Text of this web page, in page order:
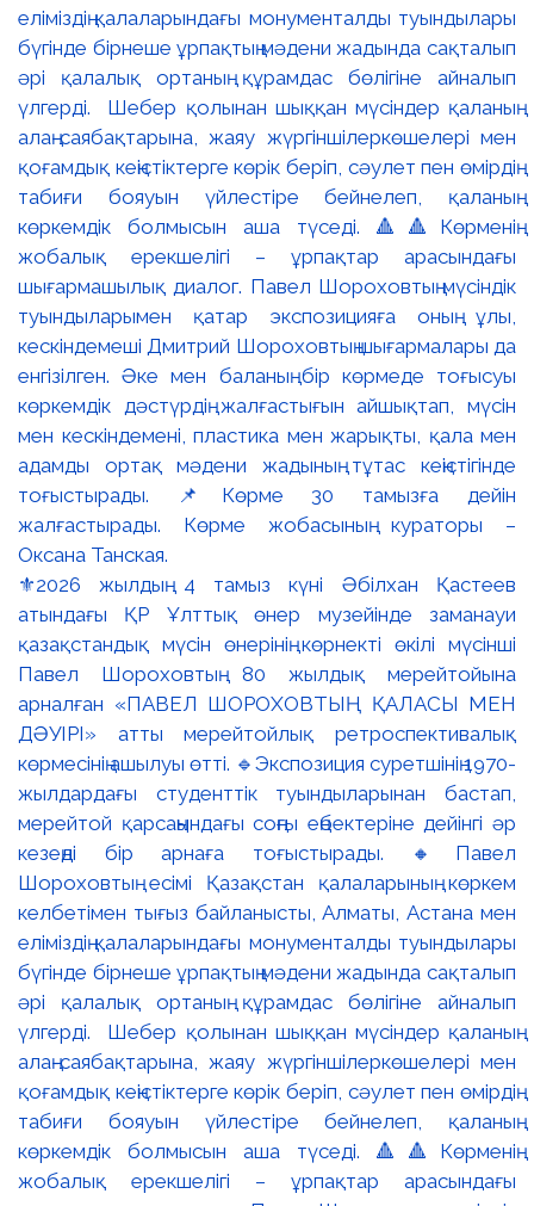
⚜️2026 жылдың 4 тамыз күні Әбілхан Қастеев
атындағы ҚР Ұлттық өнер музейінде заманауи
қазақстандық мүсін өнерінің көрнекті өкілі мүсінші
Павел Шороховтың 80 жылдық мерейтойына
арналған «ПАВЕЛ ШОРОХОВТЫҢ ҚАЛАСЫ МЕН
ДӘУІРІ» атты мерейтойлық ретроспективалық
көрмесінің ашылуы өтті. 🔹Экспозиция суретшінің 1970-
жылдардағы студенттік туындыларынан бастап,
мерейтой қарсаңындағы соңғы еңбектеріне дейінгі әр
кезеңді бір арнаға тоғыстырады. 🔸Павел
Шороховтың есімі Қазақстан қалаларының көркем
келбетімен тығыз байланысты, Алматы, Астана мен
еліміздің қалаларындағы монументалды туындылары
бүгінде бірнеше ұрпақтың мәдени жадында сақталып
әрі қалалық ортаның құрамдас бөлігіне айналып
үлгерді. Шебер қолынан шыққан мүсіндер қаланың
алаң-саябақтарына, жаяу жүргіншілеркөшелері мен
қоғамдық кеңістіктерге көрік беріп, сәулет пен өмірдің
табиғи бояуын үйлестіре бейнелеп, қаланың
көркемдік болмысын аша түседі. 🔺🔺Көрменің
жобалық ерекшелігі – ұрпақтар арасындағы